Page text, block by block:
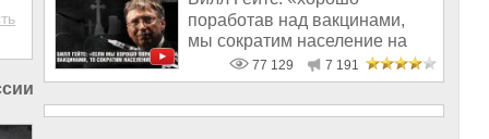
поработав над вакцинами,
мы сократим население на
10-15%»77 129 7 191